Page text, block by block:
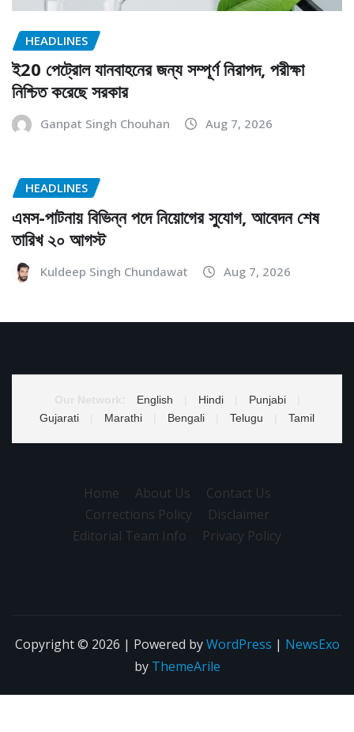
HEADLINES
ই20 পেট্রোল যানবাহনের জন্য সম্পূর্ণ নিরাপদ, পরীক্ষা
নিশ্চিত করেছে সরকার
Ganpat Singh Chouhan Aug 7, 2026
HEADLINES
এমস-পাটনায় বিভিন্ন পদে নিয়োগের সুযোগ, আবেদন শেষ
তারিখ ২০ আগস্ট
Kuldeep Singh Chundawat Aug 7, 2026
English Hindi Punjabi
Gujarati
Marathi Bengali Telugu Tamil
Home About Us
Contact Us
Corrections Policy
Disclaimer
Editorial Team Info
Privacy Policy
Copyright © 2026 | Powered byWordPress | NewsExo
by ThemeArile